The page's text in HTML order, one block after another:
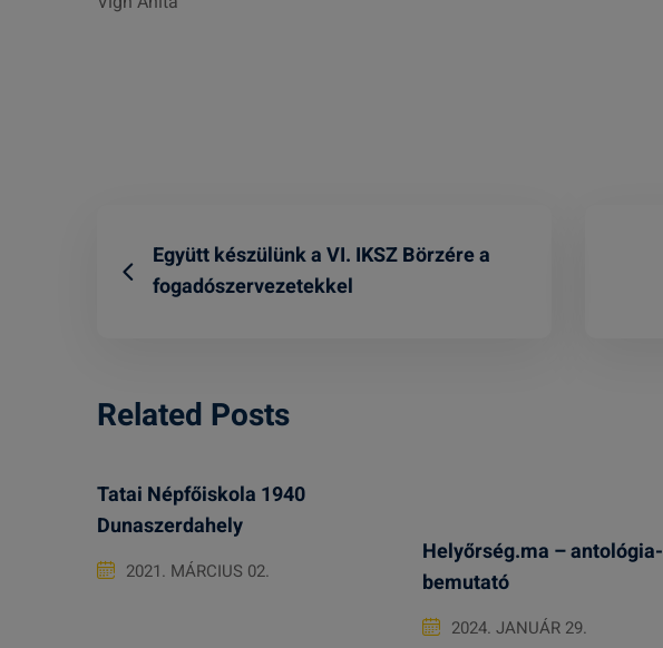
Együtt készülünk a VI. IKSZ Börzére a
fogadószervezetekkel
Related Posts
Tatai Népfőiskola 1940
Dunaszerdahely
2021. MÁRCIUS 02.
Helyőrség.ma – antológia-
bemutató
2024. JANUÁR 29.